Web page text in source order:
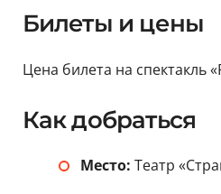
Билеты и цены
Цена билета на спектакль
Как добраться
Место: Театр